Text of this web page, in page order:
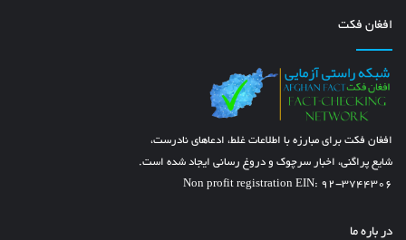
افغان فکت
افغان فکت برای مبارزه با اطلاعات غلط، ادعاهای نادرست،
شایع پراگنی، اخبار سرچوک و دروغ رسانی ایجاد شده است.
Non profit registration EIN: 92-3744306
در باره ما